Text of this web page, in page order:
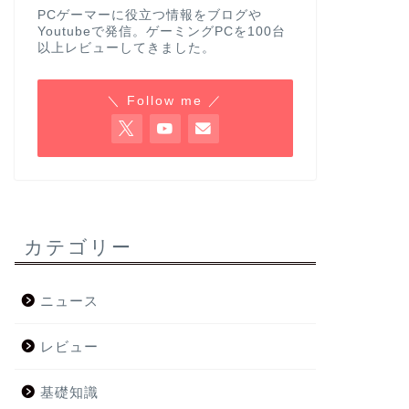
PCゲーマーに役立つ情報をブログや
Youtubeで発信。ゲーミングPCを100台
以上レビューしてきました。
＼ Follow me ／
カテゴリー
ニュース
レビュー
基礎知識